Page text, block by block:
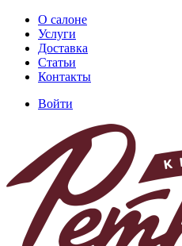
Перейти
основному
содержанию
Основная
навигация
О салоне
Услуги
Доставка
Статьи
Контакты
учётной
записи
пользователя
Войти